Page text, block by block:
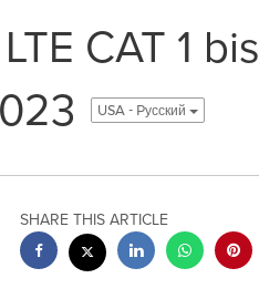
CAT 1 bis
USA - Pусский
SHARE THIS ARTICLE